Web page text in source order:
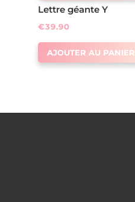
Lettre géante Y
€39.90
AJOUTER AU PANIER